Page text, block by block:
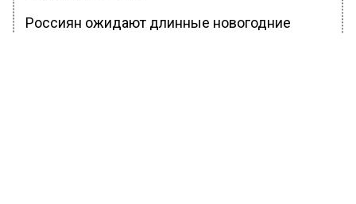
Россиян ожидают длинные новогодние